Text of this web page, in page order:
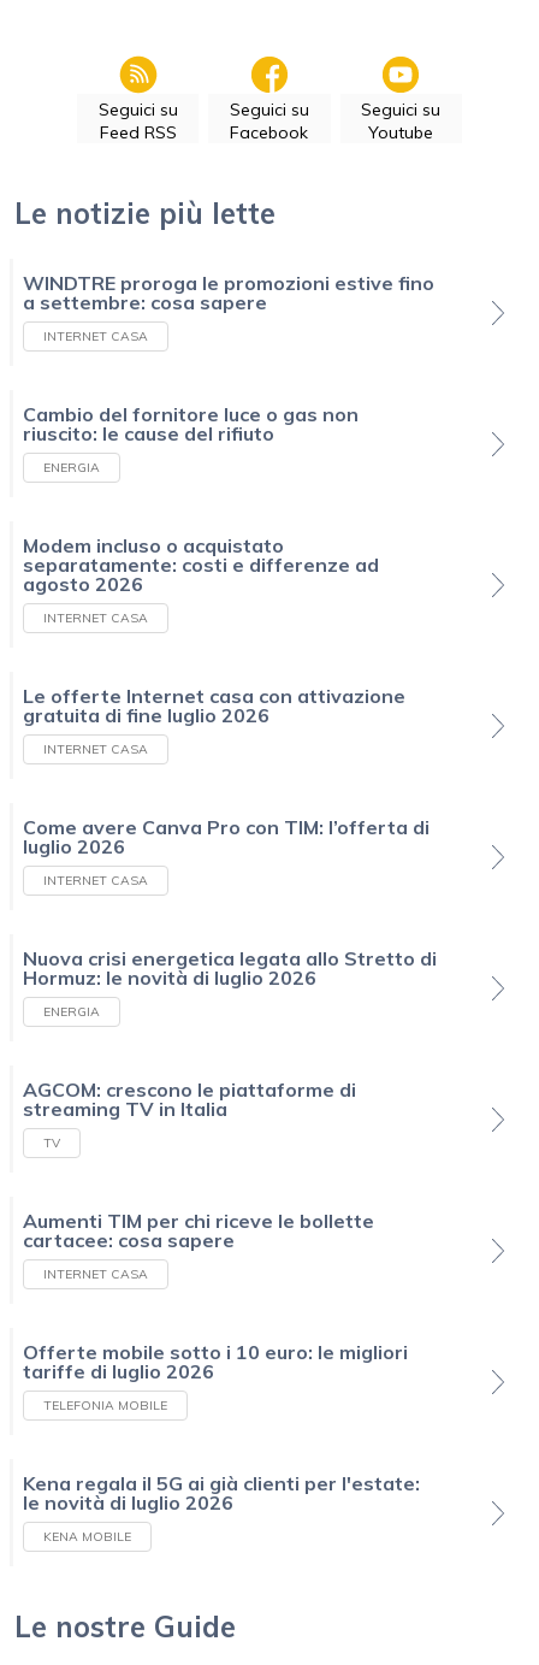
Seguici su
Feed RSS
Seguici su
Facebook
Seguici su
Youtube
Le notizie più lette
WINDTRE proroga le promozioni estive fino
a settembre: cosa sapere
INTERNET CASA
Cambio del fornitore luce o gas non
riuscito: le cause del rifiuto
ENERGIA
Modem incluso o acquistato
separatamente: costi e differenze ad
agosto 2026
INTERNET CASA
Le offerte Internet casa con attivazione
gratuita di fine luglio 2026
INTERNET CASA
Come avere Canva Pro con TIM: l’offerta di
luglio 2026
INTERNET CASA
Nuova crisi energetica legata allo Stretto di
Hormuz: le novità di luglio 2026
ENERGIA
AGCOM: crescono le piattaforme di
streaming TV in Italia
TV
Aumenti TIM per chi riceve le bollette
cartacee: cosa sapere
INTERNET CASA
Offerte mobile sotto i 10 euro: le migliori
tariffe di luglio 2026
TELEFONIA MOBILE
Kena regala il 5G ai già clienti per l'estate:
le novità di luglio 2026
KENA MOBILE
Le nostre Guide